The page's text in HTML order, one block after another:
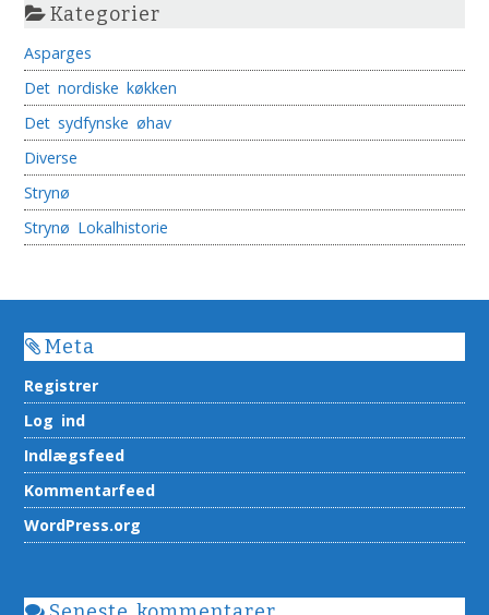
Kategorier
Asparges
Det nordiske køkken
Det sydfynske øhav
Diverse
Strynø
Strynø Lokalhistorie
Meta
Registrer
Log ind
Indlægsfeed
Kommentarfeed
WordPress.org